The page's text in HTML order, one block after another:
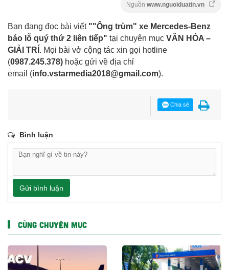
Nguồn www.nguoiduatin.vn
Bạn đang đọc bài viết ""Ông trùm" xe Mercedes-Benz
báo lỗ quý thứ 2 liên tiếp" tại chuyên mục VĂN HÓA –
GIẢI TRÍ . Mọi bài vở cộng tác xin gọi hotline
(0987.245.378) hoặc gửi về địa chỉ
email (info.vstarmedia2018@gmail.com).
Chia sẻ
Bình luận
Gửi bình luận
CÙNG CHUYÊN MỤC